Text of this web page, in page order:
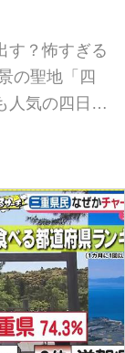
す？怖すぎる
の聖地「四
人気の四日
に輝くな
日市市のある
日市の街の
ろ、お祭りで
おにゅうど
が判明！
た」「怖いで